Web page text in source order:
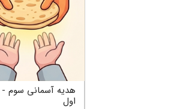
هدیه آسمانی سوم
اول